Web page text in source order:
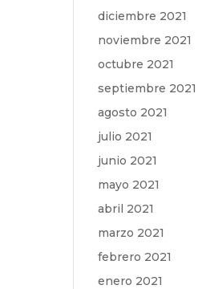
diciembre 2021
noviembre 2021
octubre 2021
septiembre 2021
agosto 2021
julio 2021
junio 2021
mayo 2021
abril 2021
marzo 2021
febrero 2021
enero 2021